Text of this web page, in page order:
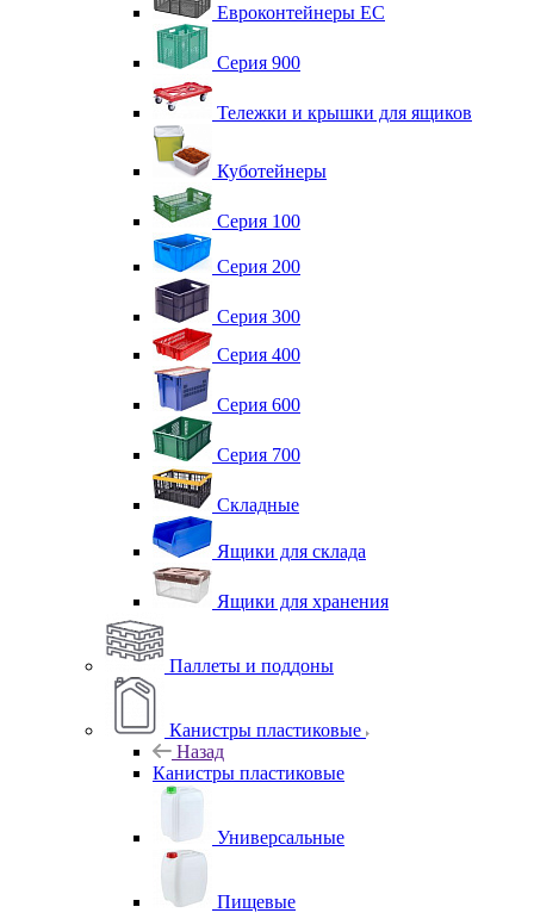
Евроконтейнеры ЕС
Серия 900
Тележки и крышки для ящиков
Куботейнеры
Серия 100
Серия 200
Серия 300
Серия 400
Серия 600
Серия 700
Складные
Ящики для склада
Ящики для хранения
Паллеты и поддоны
Канистры пластиковые
Назад
Канистры пластиковые
Универсальные
Пищевые